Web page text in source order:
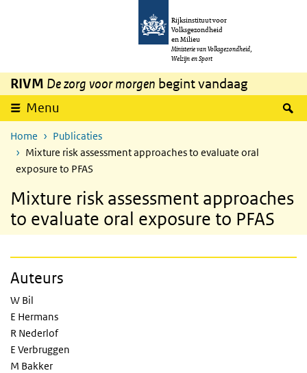
Overslaan en naar de inhoud gaan
Rijksinstituut voor
Volksgezondheid
en Milieu
Ministerie van Volksgezondheid,
Welzijn en Sport
RIVM De zorg voor morgen begint vandaag
Menu
Home
Publicaties
Mixture risk assessment approaches to evaluate oral
exposure to PFAS
Mixture risk assessment approaches
to evaluate oral exposure to PFAS
Auteurs
W Bil
E Hermans
R Nederlof
E Verbruggen
M Bakker